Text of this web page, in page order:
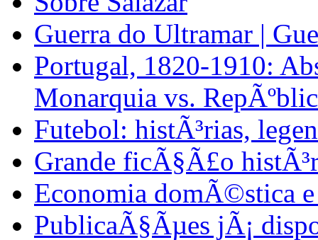
Guerra do Ultramar |
Portugal, 1820-1910:
Monarquia vs.
Futebol: histÃ³rias,
Grande ficÃ§Ã£o
Economia domÃ©stica
PublicaÃ§Ãµes jÃ¡